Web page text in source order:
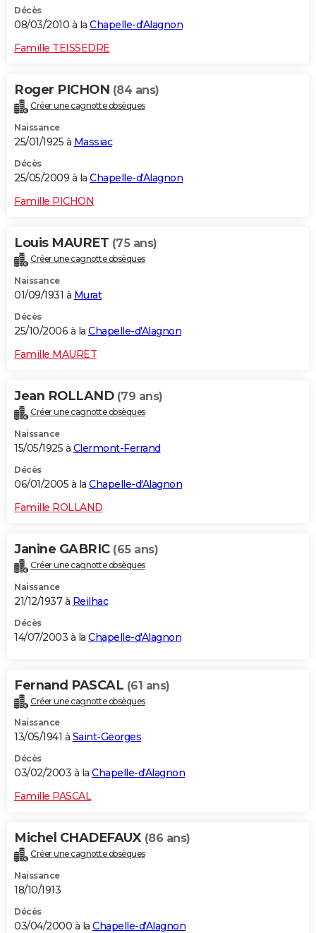
Décès
08/03/2010 à la Chapelle-d'Alagnon
Famille TEISSEDRE
Roger PICHON (84 ans)
Créer une cagnotte obsèques
Naissance
25/01/1925 à Massiac
Décès
25/05/2009 à la Chapelle-d'Alagnon
Famille PICHON
Louis MAURET (75 ans)
Créer une cagnotte obsèques
Naissance
01/09/1931 à Murat
Décès
25/10/2006 à la Chapelle-d'Alagnon
Famille MAURET
Jean ROLLAND (79 ans)
Créer une cagnotte obsèques
Naissance
15/05/1925 à Clermont-Ferrand
Décès
06/01/2005 à la Chapelle-d'Alagnon
Famille ROLLAND
Janine GABRIC (65 ans)
Créer une cagnotte obsèques
Naissance
21/12/1937 à Reilhac
Décès
14/07/2003 à la Chapelle-d'Alagnon
Fernand PASCAL (61 ans)
Créer une cagnotte obsèques
Naissance
13/05/1941 à Saint-Georges
Décès
03/02/2003 à la Chapelle-d'Alagnon
Famille PASCAL
Michel CHADEFAUX (86 ans)
Créer une cagnotte obsèques
Naissance
18/10/1913
Décès
03/04/2000 à la Chapelle-d'Alagnon